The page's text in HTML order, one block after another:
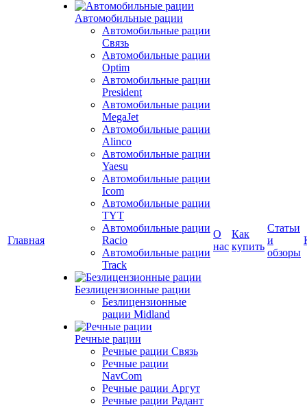
Главная
Автомобильные рации
Автомобильные рации
Связь
Автомобильные рации
Optim
Автомобильные рации
President
Автомобильные рации
MegaJet
Автомобильные рации
Alinco
Автомобильные рации
Yaesu
Автомобильные рации
Icom
Автомобильные рации
TYT
Автомобильные рации
Racio
Автомобильные рации
Track
Безлицензионные рации
Безлицензионные
рации Midland
Речные рации
Речные рации Связь
Речные рации
NavCom
Речные рации Аргут
Речные рации Радант
О
нас
Как
купить
Статьи
и
обзоры